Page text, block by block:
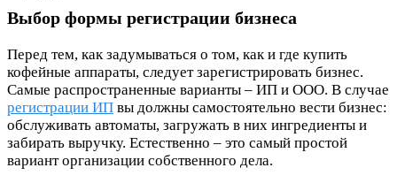
Выбор формы регистрации бизнеса
Перед тем, как задумываться о том, как и где купить
кофейные аппараты, следует зарегистрировать бизнес.
Самые распространенные варианты – ИП и ООО. В случае
регистрации ИП вы должны самостоятельно вести бизнес:
обслуживать автоматы, загружать в них ингредиенты и
забирать выручку. Естественно – это самый простой
вариант организации собственного дела.